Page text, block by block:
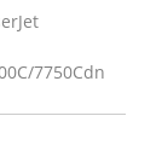
7750Cdn